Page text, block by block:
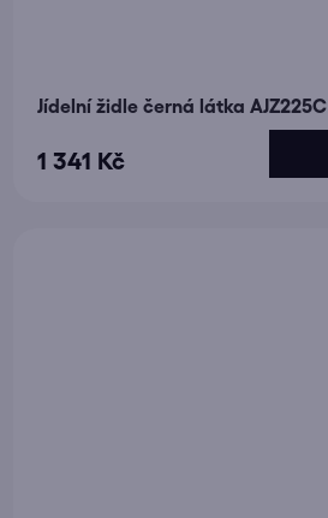
Jídelní židle černá látka AJZ225C
1 341 Kč